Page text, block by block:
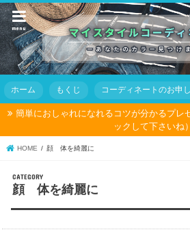
menu
ホーム もくじ コーディネートのお申
簡単におしゃれになれるコツが分かるプレ
ックして下さいね）
HOME 顔 体を綺麗に
顔 体を綺麗に